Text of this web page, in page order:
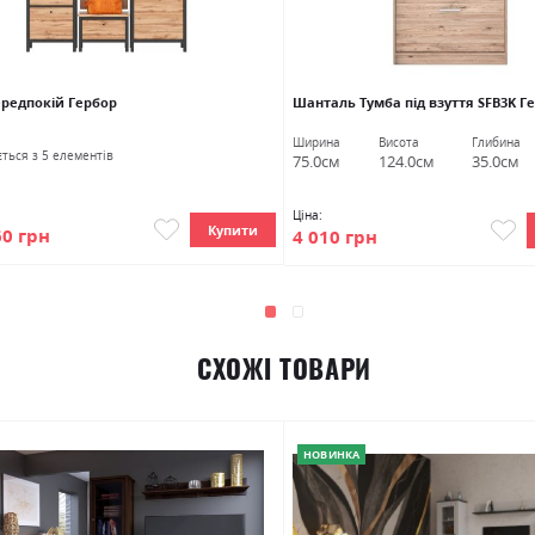
Гербор
з 5 елементів
грн Купити
Шанталь Тумба під взуття SFB3K
Ширина
75.0см
Висота
124.0см
Глибина
35.0см
Ціна:
4 010 грн
СХОЖІ ТОВАРИ
НОВИНКА